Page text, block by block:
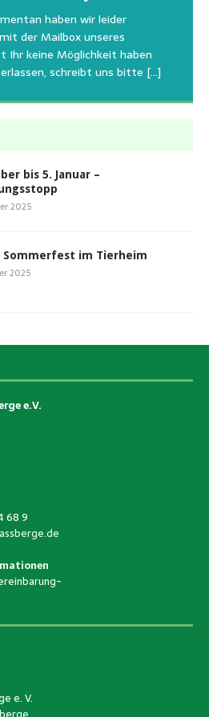
haben wir leider
der Mailbox unseres
Ihr keine Möglichkeit haben
schreibt uns bitte […]
natürlich, wie auch in
noch für alle verwaisten
zum Schutz unserer Tiere
unserer Hunde erleben einen
Begegnung[…]
kann. Natürlich ziehen
auch uns so richtig in die Knie
bis 5. Januar –
2025
Sommerfest im Tierheim
2025
e.V.
68 9
e. V.